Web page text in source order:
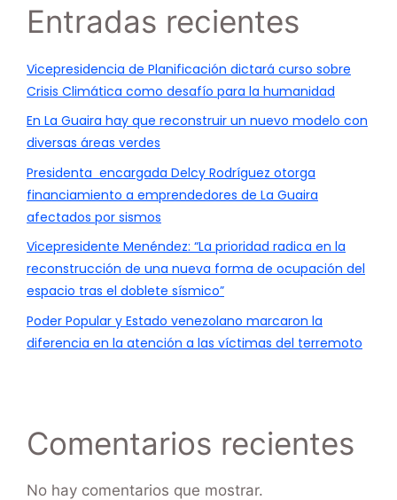
Entradas recientes
Vicepresidencia de Planificación dictará curso sobre
Crisis Climática como desafío para la humanidad
En La Guaira hay que reconstruir un nuevo modelo con
diversas áreas verdes
Presidenta encargada Delcy Rodríguez otorga
financiamiento a emprendedores de La Guaira
afectados por sismos
Vicepresidente Menéndez: “La prioridad radica en la
reconstrucción de una nueva forma de ocupación del
espacio tras el doblete sísmico”
Poder Popular y Estado venezolano marcaron la
diferencia en la atención a las víctimas del terremoto
Comentarios recientes
No hay comentarios que mostrar.